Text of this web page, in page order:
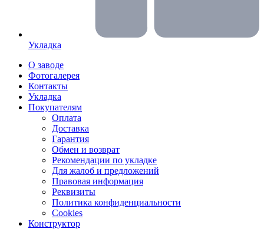
Укладка
О заводе
Фотогалерея
Контакты
Укладка
Покупателям
Оплата
Доставка
Гарантия
Обмен и возврат
Рекомендации по укладке
Для жалоб и предложений
Правовая информация
Реквизиты
Политика конфиденциальности
Cookies
Конструктор